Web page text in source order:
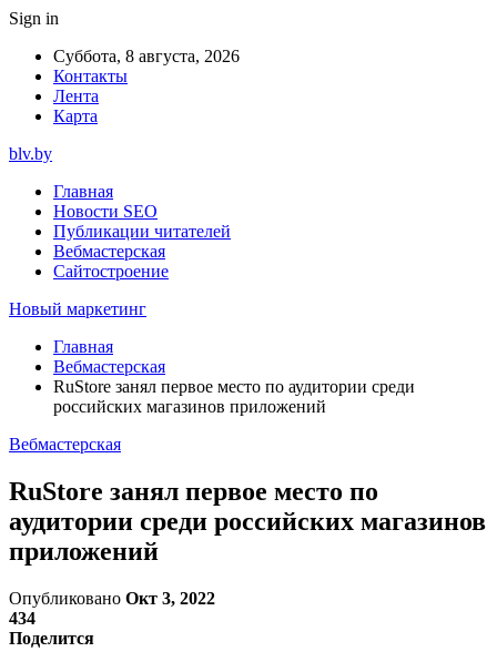
Sign in
Суббота, 8 августа, 2026
Контакты
Лента
Карта
blv.by
Главная
Новости SEO
Публикации читателей
Вебмастерская
Сайтостроение
Новый маркетинг
Главная
Вебмастерская
RuStore занял первое место по аудитории среди
российских магазинов приложений
Вебмастерская
RuStore занял первое место по
аудитории среди российских магазинов
приложений
Опубликовано Окт 3, 2022
434
Поделится